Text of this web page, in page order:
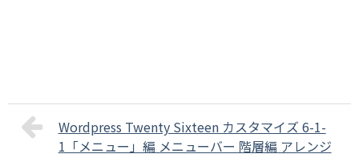
Wordpress Twenty Sixteen カスタマイズ 6-1-
1「メニュー」編 メニューバー 階層編 アレンジ